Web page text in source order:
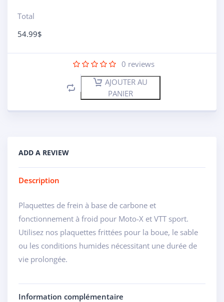
Total
54.99$
0 reviews
AJOUTER AU
PANIER
ADD A REVIEW
Description
Plaquettes de frein à base de carbone et
fonctionnement à froid pour Moto-X et VTT sport.
Utilisez nos plaquettes frittées pour la boue, le sable
ou les conditions humides nécessitant une durée de
vie prolongée.
Information complémentaire